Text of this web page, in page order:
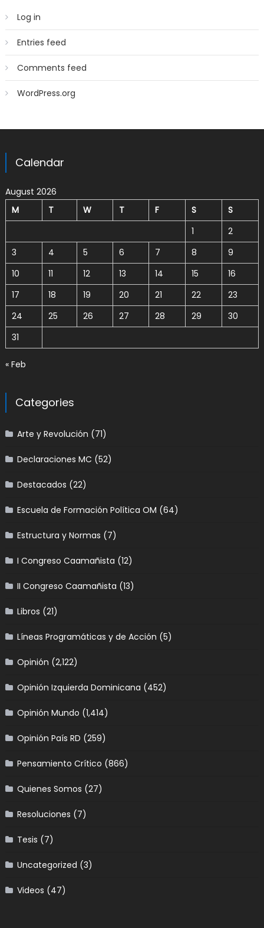
Log in
Entries feed
Comments feed
WordPress.org
Calendar
August 2026
M
T W T F S
S
1
2
3
4 5 6 7 8
9
10
11 12 13 14 15
16
17
18 19 20 21 22
23
24
25 26 27 28 29
30
31
« Feb
Categories
Arte y Revolución (71)
Declaraciones MC (52)
Destacados (22)
Escuela de Formación Política OM (64)
Estructura y Normas (7)
I Congreso Caamañista (12)
II Congreso Caamañista (13)
Libros (21)
Líneas Programáticas y de Acción (5)
Opinión (2,122)
Opinión Izquierda Dominicana (452)
Opinión Mundo (1,414)
Opinión País RD (259)
Pensamiento Crítico (866)
Quienes Somos (27)
Resoluciones (7)
Tesis (7)
Uncategorized (3)
Videos (47)